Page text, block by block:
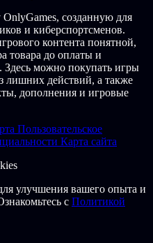
созданную для
и киберспортсменов.
контента понятной,
товара до оплаты и
Здесь можно покупать игры
лишних действий, а также
дополнения и игровые
Пользовательское
Карта сайта
улучшения вашего опыта и
с Политикой